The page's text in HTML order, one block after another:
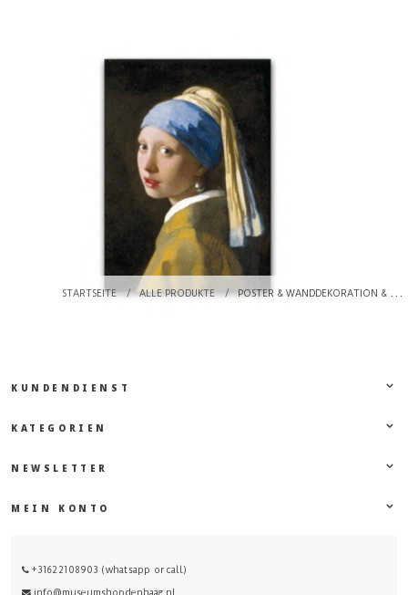
STARTSEITE / ALLE PRODUKTE / POSTER & WANDDEKORATION & KARTEN
KUNDENDIENST
KATEGORIEN
NEWSLETTER
MEIN KONTO
+31622108903 (whatsapp or call)